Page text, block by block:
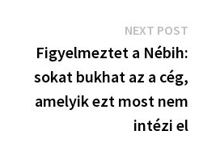
NEXT POST
Figyelmeztet a Nébih:
sokat bukhat az a cég,
amelyik ezt most nem
intézi el